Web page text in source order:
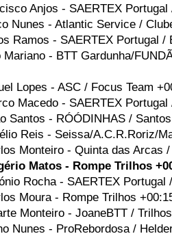
Anjos - SAERTEX
Nunes - Atlantic Service /
Ramos - SAERTEX Portugal /
Mariano - BTT Gardunha/
Lopes - ASC / Focus Team
Macedo - SAERTEX
Santos - RÓÓDINHAS /
Reis - Seissa/A.C.R.Roriz/
Monteiro - Quinta das Arcas
Matos - Rompe Trilhos
Rocha - SAERTEX Portugal
Moura - Rompe Trilhos
Monteiro - JoaneBTT /
Nunes - ProRebordosa /